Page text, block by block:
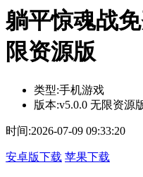
躺平惊魂战
限资源版
类型:手机游戏
版本:v5.0.0 无限资源
时间:2026-07-09 09:33:20
安卓版下载 苹果下载